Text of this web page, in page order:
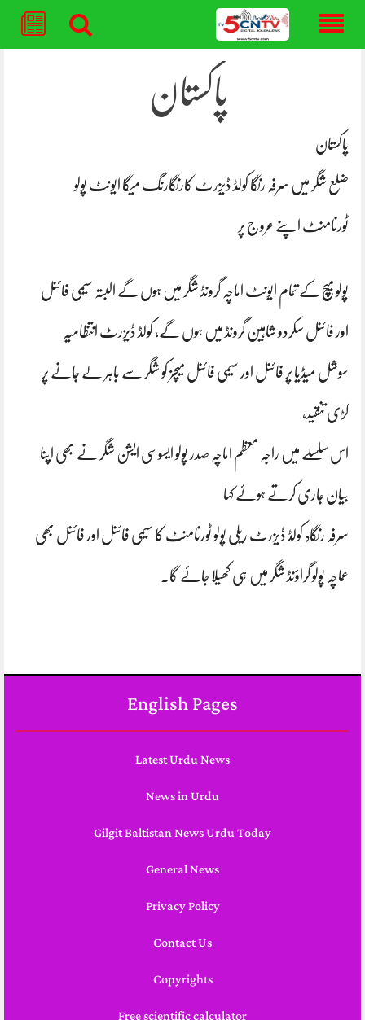
پاکستان
پاکستان
ضلع شگر میں سرفہ رنگا کولڈ ڈیزرٹ کارنگارنگ میگا ایونٹ پولو
ٹورنامنٹ اپنے عروج پر
پولو میچ کے تمام ایونٹ اماچہ گرونڈ شگر میں ہوں گے البتہ سیمی فائنل
اور فائنل سکردو شاہین گرونڈ میں ہوں گے، کولڈ ڈیزرٹ انتظامیہ
سوشل میڈیا پر فائنل اور سیمی فائنل میچز کو شگر سے باہر لے جانے پر
کڑی تنقید،
اس سلسلے میں راجہ معظم اماچہ صدر پولو ایسوسی ایشن شگر نے بھی اپنا
بیان جاری کرتے ہوئے کہا
سرفہ رنگاہ کولڈ ڈیزرٹ ریلی پولو ٹورنامنٹ کا سیمی فائنل اور فائنل بھی
عماچہ پولو گراؤنڈ شگر میں ہی کھیلا جائے گا۔
English Pages
Latest Urdu News
News in Urdu
Gilgit Baltistan News Urdu Today
General News
Privacy Policy
Contact Us
Copyrights